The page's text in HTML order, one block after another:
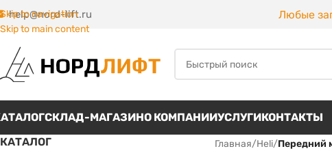
Skip to navigation
Skip to main content
help@nord-lift.ru Любые
СКЛАД-МАГАЗИНО КОМПАНИИУСЛУГИКОНТАКТЫ
КАТАЛОГ Главная/Heli/Передний